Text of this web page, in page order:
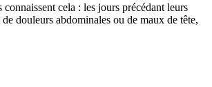
cela : les jours précédant leurs
douleurs abdominales ou de maux de tête,